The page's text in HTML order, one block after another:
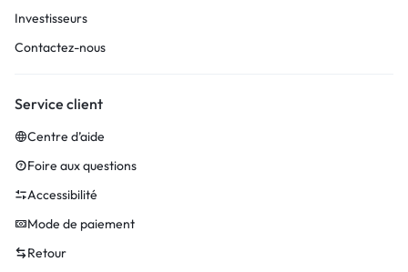
Investisseurs
Contactez-nous
Service client
Centre d’aide
Foire aux questions
Accessibilité
Mode de paiement
Retour